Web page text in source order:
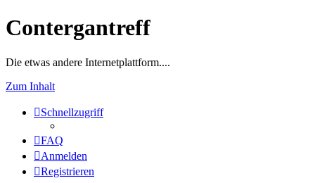
Contergantreff
Die etwas andere Internetplattform....
Zum Inhalt
Schnellzugriff
FAQ
Anmelden
Registrieren